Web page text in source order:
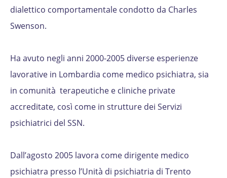
dialettico comportamentale condotto da Charles
Swenson.
Ha avuto negli anni 2000-2005 diverse esperienze
lavorative in Lombardia come medico psichiatra, sia
in comunità terapeutiche e cliniche private
accreditate, così come in strutture dei Servizi
psichiatrici del SSN.
Dall’agosto 2005 lavora come dirigente medico
psichiatra presso l’Unità di psichiatria di Trento